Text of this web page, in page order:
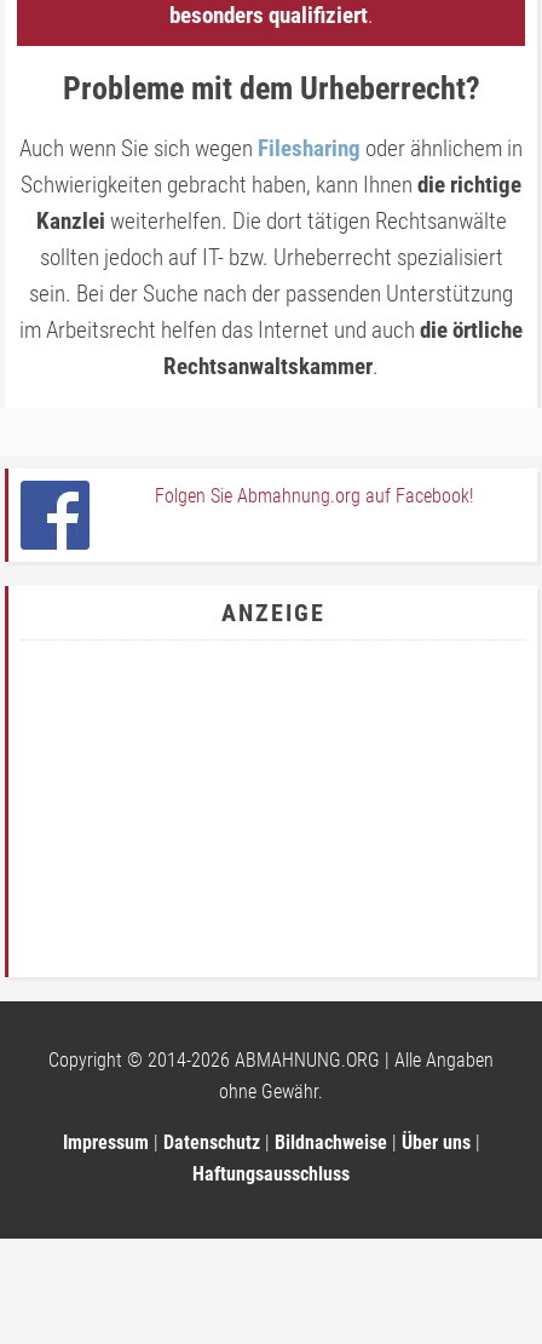
besonders qualifiziert.
Probleme mit dem Urheberrecht?
Auch wenn Sie sich wegen Filesharing oder ähnlichem in
Schwierigkeiten gebracht haben, kann Ihnen die richtige
Kanzlei weiterhelfen. Die dort tätigen Rechtsanwälte
sollten jedoch auf IT- bzw. Urheberrecht spezialisiert
sein. Bei der Suche nach der passenden Unterstützung
im Arbeitsrecht helfen das Internet und auch die örtliche
Rechtsanwaltskammer.
Folgen Sie Abmahnung.org auf Facebook!
ANZEIGE
Copyright © 2014-2026 ABMAHNUNG.ORG | Alle Angaben
ohne Gewähr.
Impressum Datenschutz| Bildnachweise| Über uns|
Haftungsausschluss